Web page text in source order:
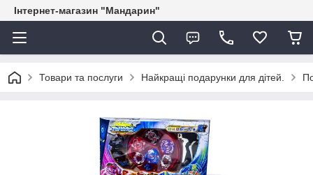
Інтернет-магазин "Мандарин"
Товари та послуги Найкращі подарунки для дітей.